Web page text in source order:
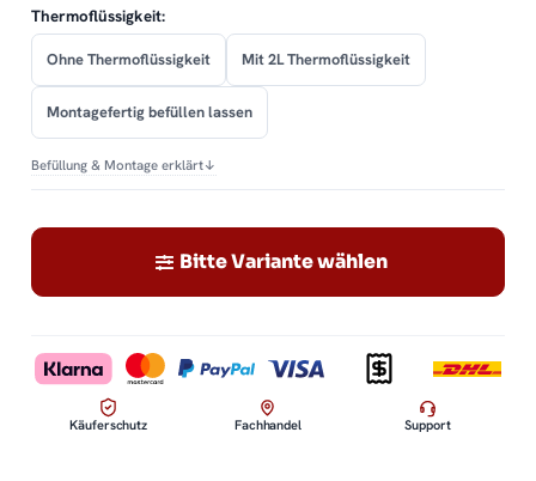
Thermoflüssigkeit:
Ohne Thermoflüssigkeit Mit 2L Thermoflüssigkeit
Montagefertig befüllen lassen
Befüllung & Montage erklärt↓
Bitte Variante wählen
Käuferschutz Fachhandel Support